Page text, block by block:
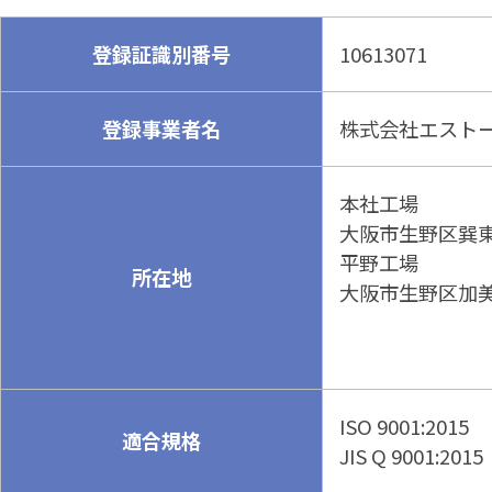
登録証識別番号 10613071
登録事業者名 株式会社エスト
所在地
本社工場
大阪市生野区巽
平野工場
大阪市生野区加
適合規格
ISO 9001:2015
JIS Q 9001:2015